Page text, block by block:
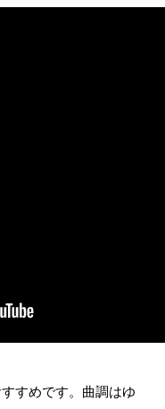
すめです。 曲調はゆ